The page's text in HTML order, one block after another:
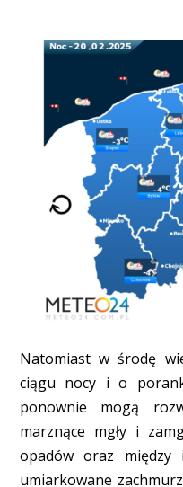
Natomiast w środę
ciągu nocy i o
ponownie mogą
marznące mgły i
opadów oraz
umiarkowane